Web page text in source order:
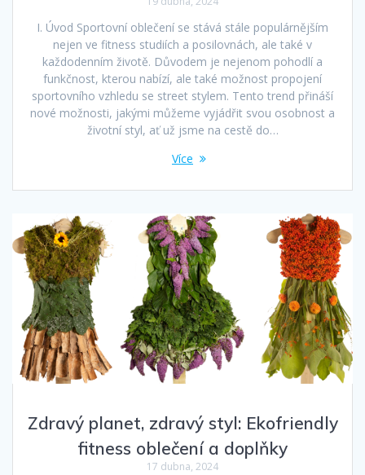
I. Úvod Sportovní oblečení se stává stále populárnějším
nejen ve fitness studiích a posilovnách, ale také v
každodenním životě. Důvodem je nejenom pohodlí a
funkčnost, kterou nabízí, ale také možnost propojení
sportovního vzhledu se street stylem. Tento trend přináší
nové možnosti, jakými můžeme vyjádřit svou osobnost a
životní styl, ať už jsme na cestě do…
Více
Zdravý planet, zdravý styl: Ekofriendly
fitness oblečení a doplňky
17 dubna, 2024